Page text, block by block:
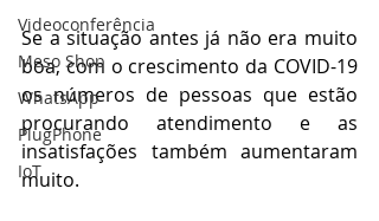
Videoconferência
Meso Shop
WhatsApp
PlugPhone
IoT
Se a situação antes já não era muito
boa, com o crescimento da COVID-19
os números de pessoas que estão
procurando atendimento e as
insatisfações também aumentaram
muito.